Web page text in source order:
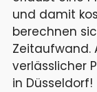
und damit
berechnen
Zeitaufwand.
verlässlicher
in Düsseldorf!